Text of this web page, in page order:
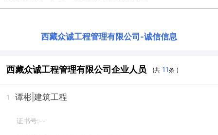
西藏众诚工程管理有限公司 -诚信信息
西藏众诚工程管理有限公司企业人员 (共 11条 )
1 谭彬 |建筑工程
证书号:--